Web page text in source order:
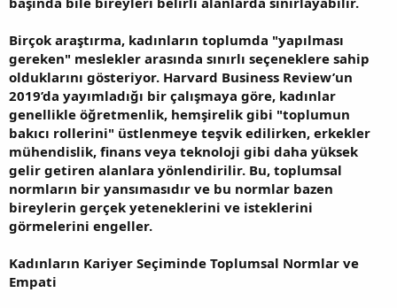
Birçok araştırma, kadınların toplumda "yapılması
gereken" meslekler arasında sınırlı seçeneklere sahip
olduklarını gösteriyor. Harvard Business Review’un
2019’da yayımladığı bir çalışmaya göre, kadınlar
genellikle öğretmenlik, hemşirelik gibi "toplumun
bakıcı rollerini" üstlenmeye teşvik edilirken, erkekler
mühendislik, finans veya teknoloji gibi daha yüksek
gelir getiren alanlara yönlendirilir. Bu, toplumsal
normların bir yansımasıdır ve bu normlar bazen
bireylerin gerçek yeteneklerini ve isteklerini
görmelerini engeller.
Kadınların Kariyer Seçiminde Toplumsal Normlar ve
Empati